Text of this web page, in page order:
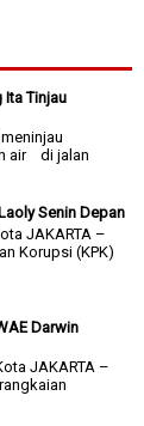
Ita Tinjau
air di jalan
Senin Depan
JAKARTA –
Korupsi (KPK)
Darwin
JAKARTA –